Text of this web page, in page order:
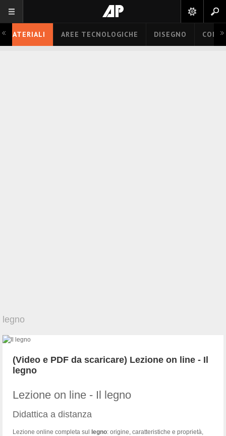
MATERIALI AREE TECNOLOGICHE DISEGNO
legno
(Video e PDF da scaricare) Lezione on line - Il
legno
Lezione on line - Il legno
Didattica a distanza
Lezione online completa sul legno: origine, caratteristiche e proprietà,